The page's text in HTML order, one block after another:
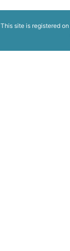
This site is registered on